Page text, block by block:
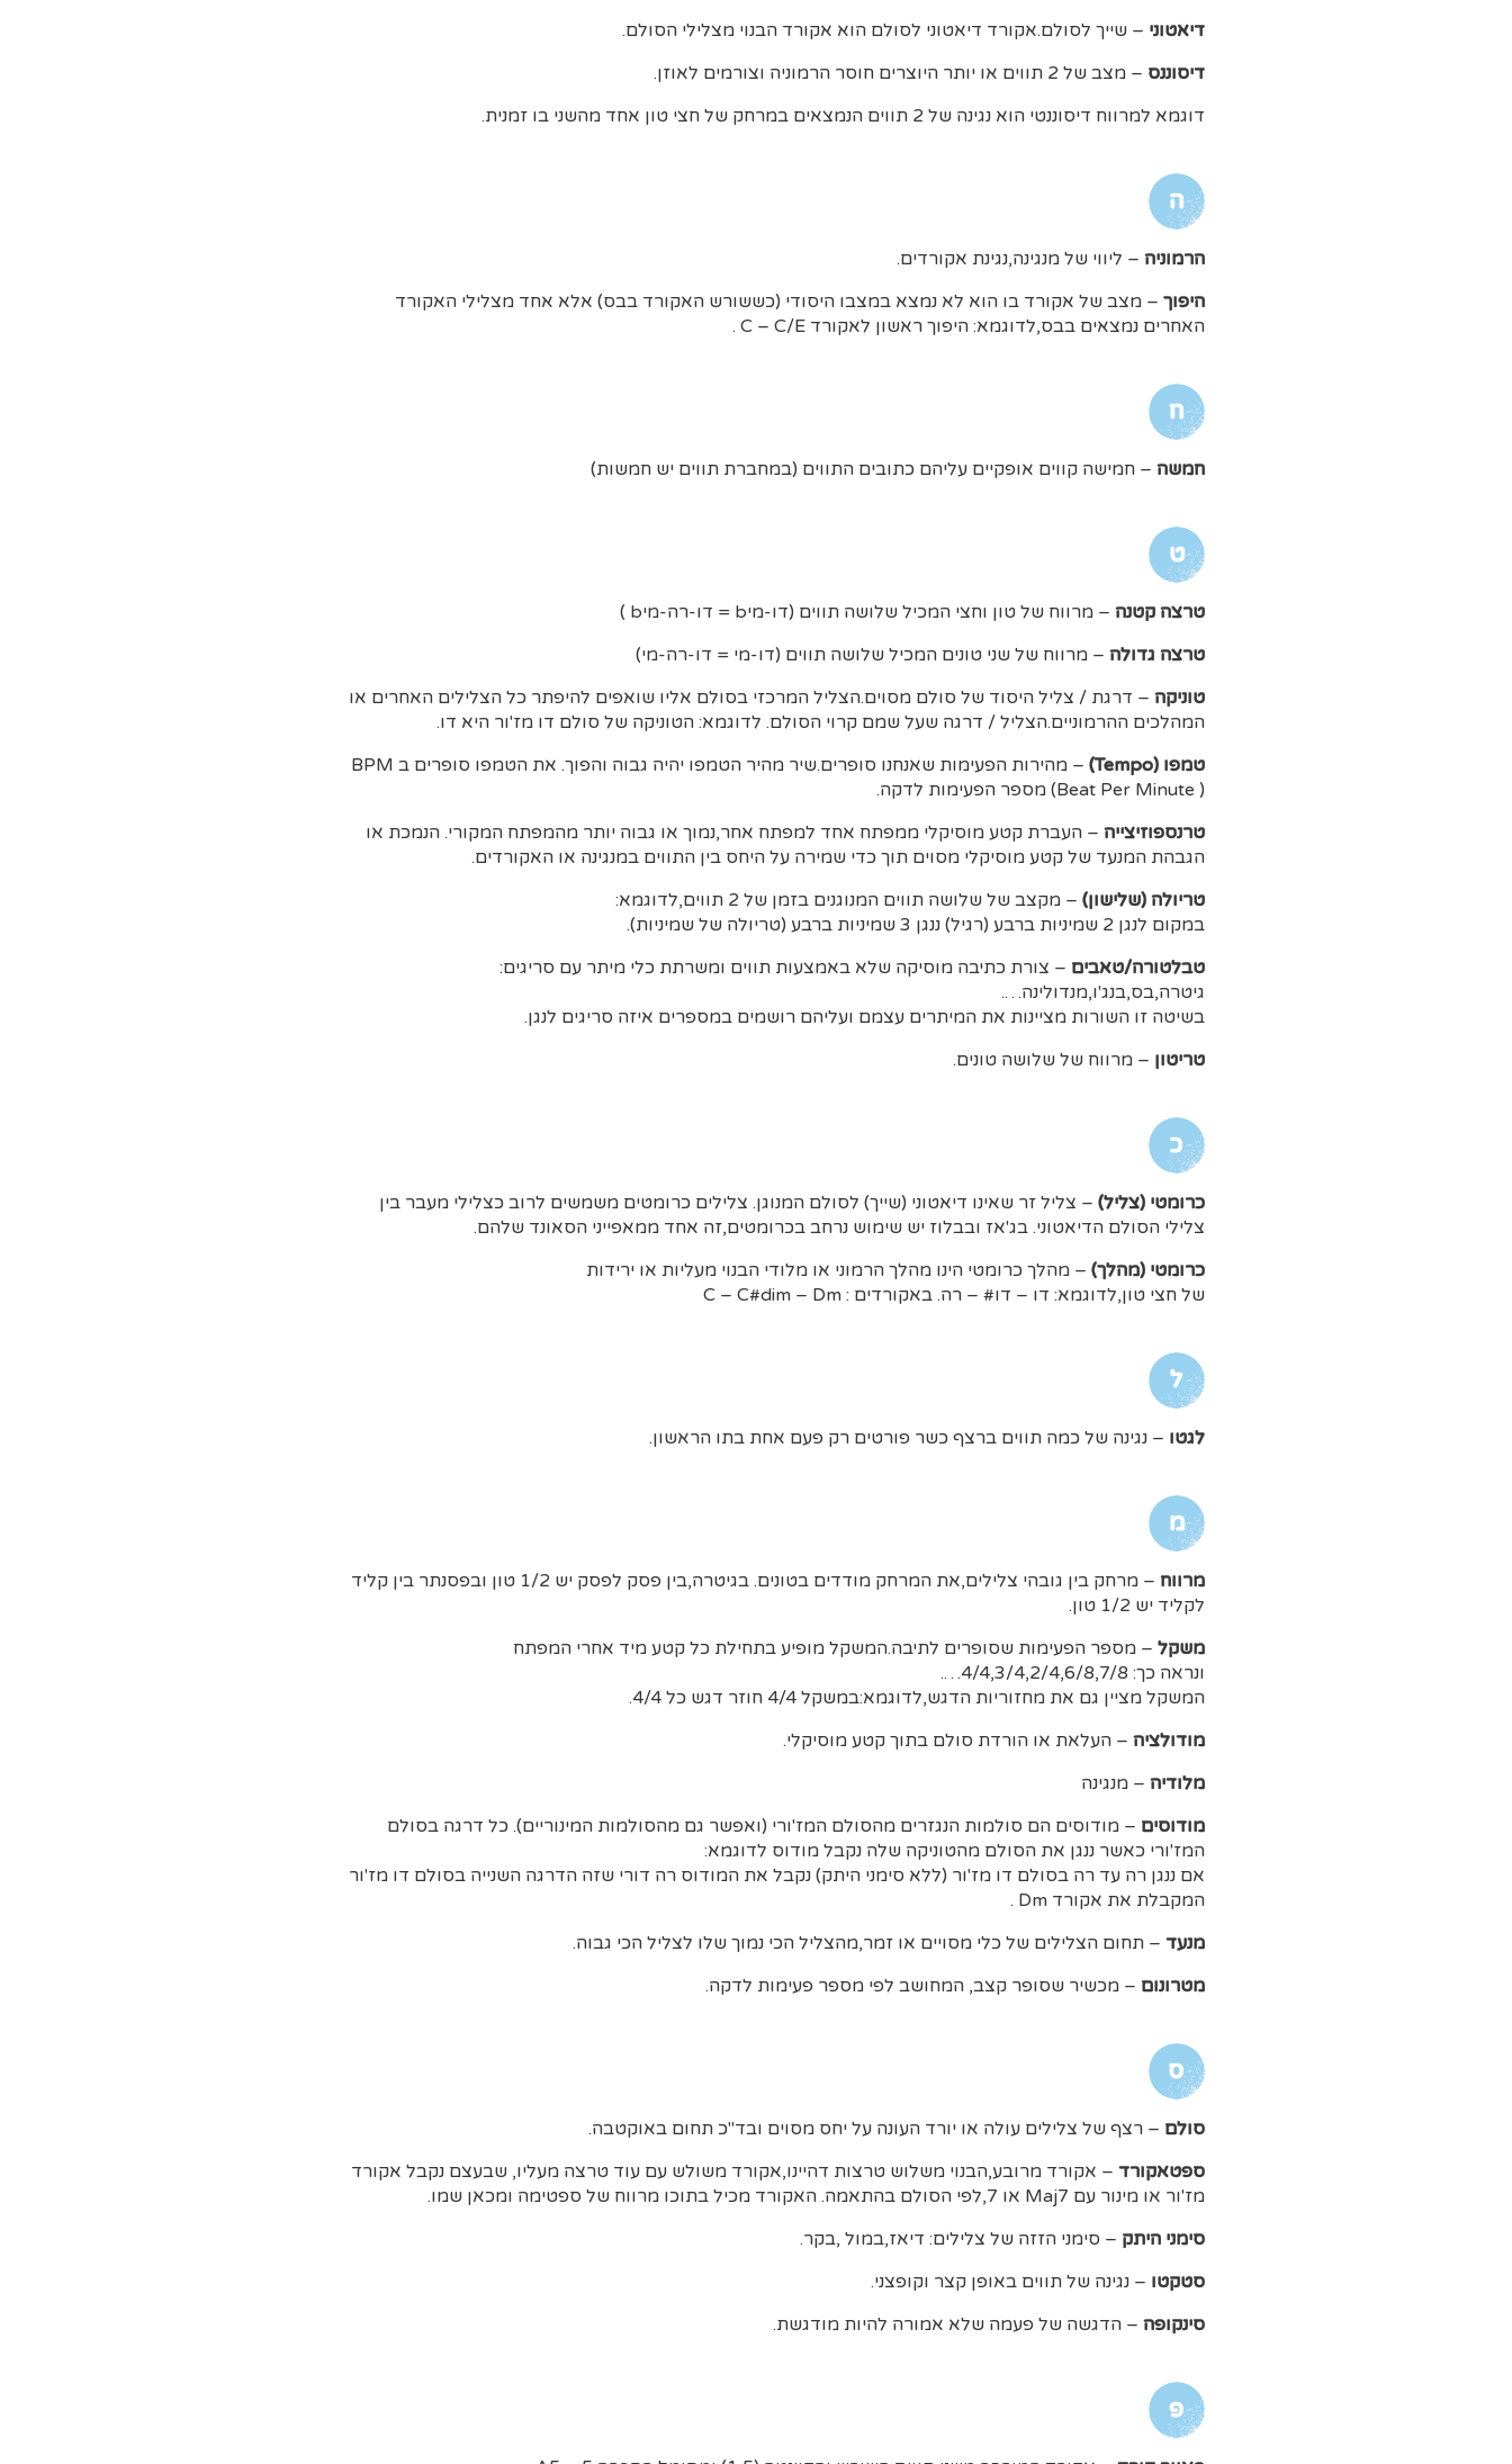
דיאטוני – שייך לסולם.אקורד דיאטוני לסולם הוא אקורד הבנוי מצלילי הסולם.
דיסוננס – מצב של 2 תווים או יותר היוצרים חוסר הרמוניה וצורמים לאוזן.
דוגמא למרווח דיסוננטי הוא נגינה של 2 תווים הנמצאים במרחק של חצי טון אחד מהשני בו זמנית.
ה
הרמוניה – ליווי של מנגינה,נגינת אקורדים.
היפוך – מצב של אקורד בו הוא לא נמצא במצבו היסודי (כששורש האקורד בבס) אלא אחד מצלילי האקורד
האחרים נמצאים בבס,לדוגמא: היפוך ראשון לאקורד C – C/E .
ח
חמשה – חמישה קווים אופקיים עליהם כתובים התווים (במחברת תווים יש חמשות)
ט
טרצה קטנה – מרווח של טון וחצי המכיל שלושה תווים (דו-מיb = דו-רה-מיb )
טרצה גדולה – מרווח של שני טונים המכיל שלושה תווים (דו-מי = דו-רה-מי)
טוניקה – דרגת / צליל היסוד של סולם מסוים.הצליל המרכזי בסולם אליו שואפים להיפתר כל הצלילים האחרים או
המהלכים ההרמוניים.הצליל / דרגה שעל שמם קרוי הסולם. לדוגמא: הטוניקה של סולם דו מז'ור היא דו.
טמפו (Tempo)
– מהירות הפעימות שאנחנו סופרים.שיר מהיר הטמפו יהיה גבוה והפוך. את הטמפו סופרים ב BPM
(Beat Per Minute ) מספר הפעימות לדקה.
טרנספוזיצייה – העברת קטע מוסיקלי ממפתח אחד למפתח אחר,נמוך או גבוה יותר מהמפתח המקורי. הנמכת או
הגבהת המנעד של קטע מוסיקלי מסוים תוך כדי שמירה על היחס בין התווים במנגינה או האקורדים.
טריולה (שלישון) – מקצב של שלושה תווים המנוגנים בזמן של 2 תווים,לדוגמא:
במקום לנגן 2 שמיניות ברבע (רגיל) ננגן 3 שמיניות ברבע (טריולה של שמיניות).
טבלטורה/טאבים – צורת כתיבה מוסיקה שלא באמצעות תווים ומשרתת כלי מיתר עם סריגים:
גיטרה,בס,בנג'ו,מנדולינה….
בשיטה זו השורות מציינות את המיתרים עצמם ועליהם רושמים במספרים איזה סריגים לנגן.
טריטון – מרווח של שלושה טונים.
כ
כרומטי (צליל) – צליל זר שאינו דיאטוני (שייך) לסולם המנוגן. צלילים כרומטים משמשים לרוב כצלילי מעבר בין
צלילי הסולם הדיאטוני. בג'אז ובבלוז יש שימוש נרחב בכרומטים,זה אחד ממאפייני הסאונד שלהם.
כרומטי (מהלך) – מהלך כרומטי הינו מהלך הרמוני או מלודי הבנוי מעליות או ירידות
של חצי טון,לדוגמא: דו – דו# – רה. באקורדים : C – C#dim – Dm
ל
לגטו – נגינה של כמה תווים ברצף כשר פורטים רק פעם אחת בתו הראשון.
מ
מרווח
– מרחק בין גובהי צלילים,את המרחק מודדים בטונים. בגיטרה,בין פסק לפסק יש 1/2 טון ובפסנתר בין קליד
לקליד יש 1/2 טון.
משקל – מספר הפעימות שסופרים לתיבה.המשקל מופיע בתחילת כל קטע מיד אחרי המפתח
ונראה כך: 4/4,3/4,2/4,6/8,7/8….
המשקל מציין גם את מחזוריות הדגש,לדוגמא:במשקל 4/4 חוזר דגש כל 4/4.
מודולציה – העלאת או הורדת סולם בתוך קטע מוסיקלי.
מלודיה – מנגינה
מודוסים – מודוסים הם סולמות הנגזרים מהסולם המז'ורי (ואפשר גם מהסולמות המינוריים). כל דרגה בסולם
המז'ורי כאשר ננגן את הסולם מהטוניקה שלה נקבל מודוס לדוגמא:
אם ננגן רה עד רה בסולם דו מז'ור (ללא סימני היתק) נקבל את המודוס רה דורי שזה הדרגה השנייה בסולם דו מז'ור
המקבלת את אקורד Dm .
מנעד – תחום הצלילים של כלי מסויים או זמר,מהצליל הכי נמוך שלו לצליל הכי גבוה.
מטרונום – מכשיר שסופר קצב, המחושב לפי מספר פעימות לדקה.
ס
סולם – רצף של צלילים עולה או יורד העונה על יחס מסוים ובד"כ תחום באוקטבה.
ספטאקורד – אקורד מרובע,הבנוי משלוש טרצות דהיינו,אקורד משולש עם עוד טרצה מעליו, שבעצם נקבל אקורד
מז'ור או מינור עם Maj7 או 7,לפי הסולם בהתאמה. האקורד מכיל בתוכו מרווח של ספטימה ומכאן שמו.
סימני היתק – סימני הזזה של צלילים: דיאז,במול ,בקר.
סטקטו – נגינה של תווים באופן קצר וקופצני.
סינקופה – הדגשה של פעמה שלא אמורה להיות מודגשת.
פ